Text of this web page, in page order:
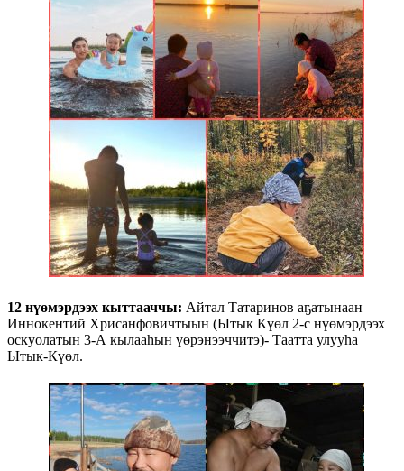
12 нүөмэрдээх кыттааччы: Айтал Татаринов аҕатынаан
Иннокентий Хрисанфовичтыын (Ытык Күөл 2-с нүөмэрдээх
оскуолатын 3-А кылааһын үөрэнээччитэ)- Таатта улууһа
Ытык-Күөл.